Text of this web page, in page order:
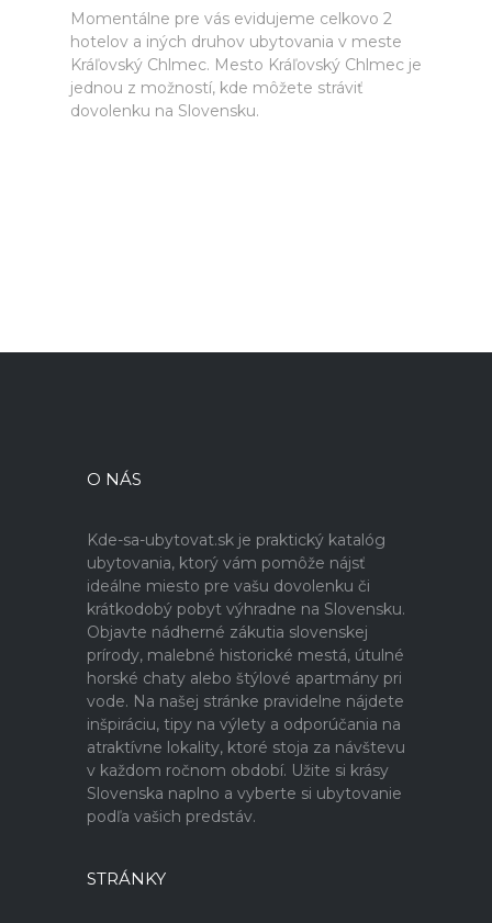
Momentálne pre vás evidujeme celkovo 2
hotelov a iných druhov ubytovania v meste
Kráľovský Chlmec. Mesto Kráľovský Chlmec je
jednou z možností, kde môžete stráviť
dovolenku na Slovensku.
O NÁS
Kde-sa-ubytovat.sk je praktický katalóg
ubytovania, ktorý vám pomôže nájsť
ideálne miesto pre vašu dovolenku či
krátkodobý pobyt výhradne na Slovensku.
Objavte nádherné zákutia slovenskej
prírody, malebné historické mestá, útulné
horské chaty alebo štýlové apartmány pri
vode. Na našej stránke pravidelne nájdete
inšpiráciu, tipy na výlety a odporúčania na
atraktívne lokality, ktoré stoja za návštevu
v každom ročnom období. Užite si krásy
Slovenska naplno a vyberte si ubytovanie
podľa vašich predstáv.
STRÁNKY